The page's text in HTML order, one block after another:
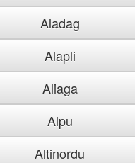
Aladag
Alapli
Aliaga
Alpu
Altinordu